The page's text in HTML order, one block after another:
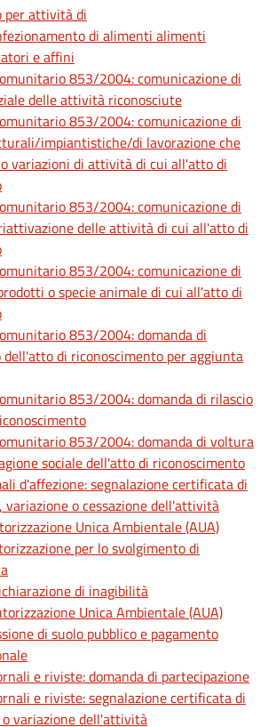
per attività di
di alimenti alimenti
e affini
853/2004: comunicazione di
delle attività riconosciute
853/2004: comunicazione di
impiantistiche/di lavorazione che
variazioni di attività di cui all'atto di
853/2004: comunicazione di
delle attività di cui all'atto di
853/2004: comunicazione di
o specie animale di cui all'atto di
853/2004: domanda di
di riconoscimento per aggiunta
853/2004: domanda di rilascio
853/2004: domanda di voltura
sociale dell'atto di riconoscimento
d'affezione: segnalazione certificata di
variazione o cessazione dell'attività
Unica Ambientale (AUA)
per lo svolgimento di
di inagibilità
Unica Ambientale (AUA)
di suolo pubblico e pagamento
e riviste: domanda di partecipazione
e riviste: segnalazione certificata di
variazione dell'attività